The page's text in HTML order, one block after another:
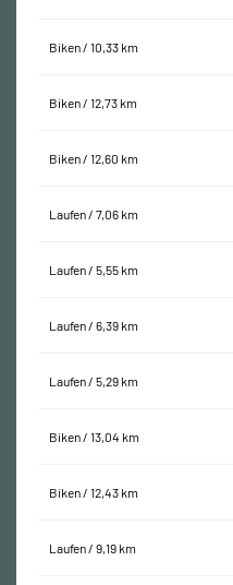
Biken / 10,33 km
Biken / 12,73 km
Biken / 12,60 km
Laufen / 7,06 km
Laufen / 5,55 km
Laufen / 6,39 km
Laufen / 5,29 km
Biken / 13,04 km
Biken / 12,43 km
Laufen / 9,19 km